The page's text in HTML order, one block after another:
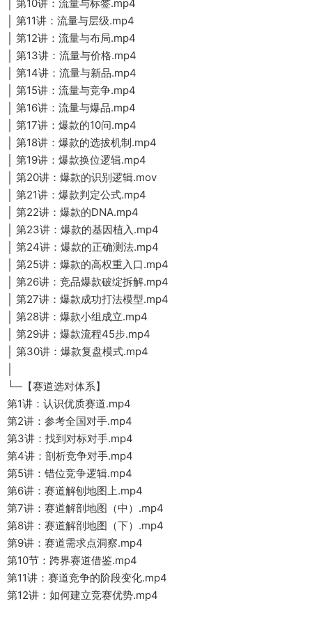
│ 第10讲：流量与标签.mp4
│ 第11讲：流量与层级.mp4
│ 第12讲：流量与布局.mp4
│ 第13讲：流量与价格.mp4
│ 第14讲：流量与新品.mp4
│ 第15讲：流量与竞争.mp4
│ 第16讲：流量与爆品.mp4
│ 第17讲：爆款的10问.mp4
│ 第18讲：爆款的选拔机制.mp4
│ 第19讲：爆款换位逻辑.mp4
│ 第20讲：爆款的识别逻辑.mov
│ 第21讲：爆款判定公式.mp4
│ 第22讲：爆款的DNA.mp4
│ 第23讲：爆款的基因植入.mp4
│ 第24讲：爆款的正确测法.mp4
│ 第25讲：爆款的高权重入口.mp4
│ 第26讲：竞品爆款破绽拆解.mp4
│ 第27讲：爆款成功打法模型.mp4
│ 第28讲：爆款小组成立.mp4
│ 第29讲：爆款流程45步.mp4
│ 第30讲：爆款复盘模式.mp4
└─【赛道选对体系】
第1讲：认识优质赛道.mp4
第2讲：参考全国对手.mp4
第3讲：找到对标对手.mp4
第4讲：剖析竞争对手.mp4
第5讲：错位竞争逻辑.mp4
第6讲：赛道解刨地图上.mp4
第7讲：赛道解剖地图（中）.mp4
第8讲：赛道解剖地图（下）.mp4
第9讲：赛道需求点洞察.mp4
第10节：跨界赛道借鉴.mp4
第11讲：赛道竞争的阶段变化.mp4
第12讲：如何建立竞赛优势.mp4